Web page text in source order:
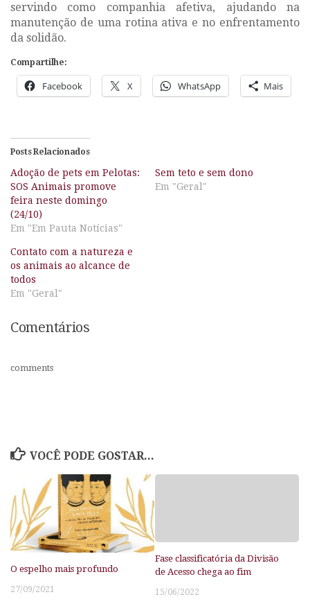
servindo como companhia afetiva, ajudando na
manutenção de uma rotina ativa e no enfrentamento
da solidão.
Compartilhe:
Facebook X WhatsApp Mais
Posts Relacionados
Adoção de pets em Pelotas:
SOS Animais promove
feira neste domingo
(24/10)
Em "Em Pauta Notícias"
Sem teto e sem dono
Em "Geral"
Contato com a natureza e
os animais ao alcance de
todos
Em "Geral"
Comentários
comments
VOCÊ PODE GOSTAR...
O espelho mais profundo
27/09/2021
Fase classificatória da Divisão
de Acesso chega ao fim
15/06/2022